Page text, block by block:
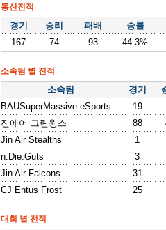
통산전적
경기 승리 패배
승률
167
74 93 44.3%
소속팀 별 전적
소속팀 경기
BAUSuperMassive eSports
19
진에어 그린윙스
88
Jin Air Stealths
1
n.Die.Guts
3
Jin Air Falcons
31
CJ Entus Frost
25
대회 별 전적